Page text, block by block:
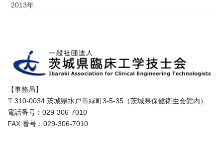
2013年
【事務局】
〒310-0034 茨城県水戸市緑町3-5-35（茨城県保健衛生会館内）
電話番号：029-306-7010
FAX 番号：029-306-7010